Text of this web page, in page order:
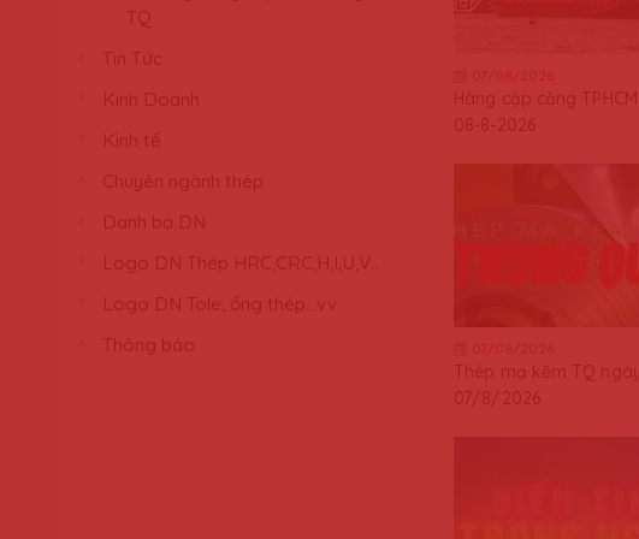
TQ
Tin Tức
Kinh Doanh
Kinh tế
Chuyên ngành thép
Danh bạ DN
Logo DN Thép HRC,CRC,H,I,U,V..
Logo DN Tole, ống thép...vv
Thông báo
07/08/2026
Hàng cập cảng
08-8-2026
07/08/2026
Thép mạ kẽm TQ
07/8/2026